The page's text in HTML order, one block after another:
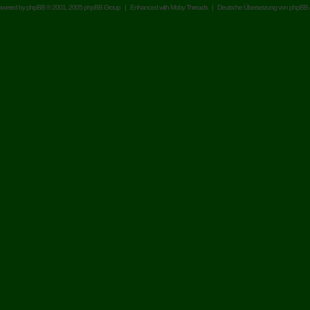
byphpBB© 2001, 2005 phpBB Group | Enhanced with Moby Threads| Deutsche Übersetzung von